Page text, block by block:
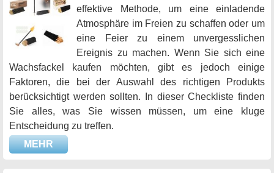
effektive Methode, um eine einladende
Atmosphäre im Freien zu schaffen oder um
eine Feier zu einem unvergesslichen
Ereignis zu machen. Wenn Sie sich eine
Wachsfackel kaufen möchten, gibt es jedoch einige
Faktoren, die bei der Auswahl des richtigen Produkts
berücksichtigt werden sollten. In dieser Checkliste finden
Sie alles, was Sie wissen müssen, um eine kluge
Entscheidung zu treffen.
MEHR